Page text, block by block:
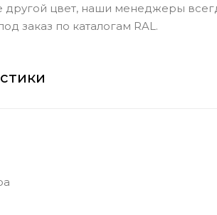
другой цвет, наши менеджеры
заказ по каталогам RAL.